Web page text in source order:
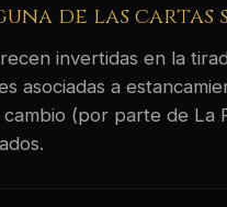
de las
invertidas en la
asociadas a
(por parte de La